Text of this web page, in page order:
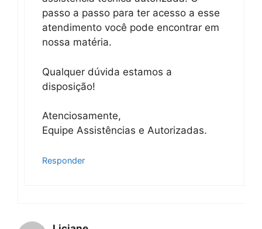
passo a passo para ter acesso a esse
atendimento você pode encontrar em
nossa matéria.
Qualquer dúvida estamos a
disposição!
Atenciosamente,
Equipe Assistências e Autorizadas.
Responder